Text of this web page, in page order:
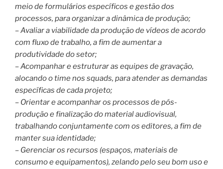
meio de formulários específicos e gestão dos
processos, para organizar a dinâmica de produção;
– Avaliar a viabilidade da produção de vídeos de acordo
com fluxo de trabalho, a fim de aumentar a
produtividade do setor;
– Acompanhar e estruturar as equipes de gravação,
alocando o time nos squads, para atender as demandas
específicas de cada projeto;
– Orientar e acompanhar os processos de pós-
produção e finalização do material audiovisual,
trabalhando conjuntamente com os editores, a fim de
manter sua identidade;
– Gerenciar os recursos (espaços, materiais de
consumo e equipamentos), zelando pelo seu bom uso e